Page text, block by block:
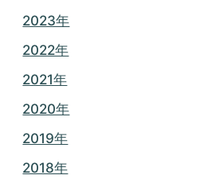
2023年
2022年
2021年
2020年
2019年
2018年